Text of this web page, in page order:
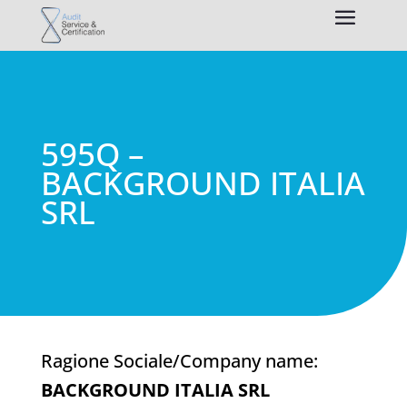
595Q –
BACKGROUND ITALIA
SRL
Ragione Sociale/Company name:
BACKGROUND ITALIA SRL